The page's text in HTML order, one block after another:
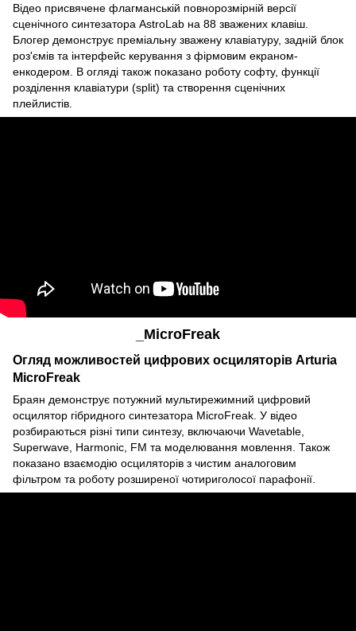
Відео присвячене флагманській повнорозмірній версії
сценічного синтезатора AstroLab на 88 зважених клавіш.
Блогер демонструє преміальну зважену клавіатуру, задній блок
роз'ємів та інтерфейс керування з фірмовим екраном-
енкодером. В огляді також показано роботу софту, функції
розділення клавіатури (split) та створення сценічних
плейлистів.
_MicroFreak
Огляд можливостей цифрових осциляторів Arturia
MicroFreak
Браян демонструє потужний мультирежимний цифровий
осцилятор гібридного синтезатора MicroFreak. У відео
розбираються різні типи синтезу, включаючи Wavetable,
Superwave, Harmonic, FM та моделювання мовлення. Також
показано взаємодію осциляторів з чистим аналоговим
фільтром та роботу розширеної чотириголосої парафонії.